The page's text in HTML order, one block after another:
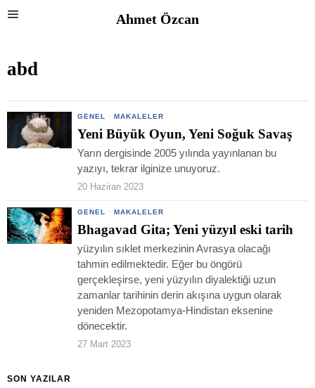
Ahmet Özcan
abd
GENEL · MAKALELER
Yeni Büyük Oyun, Yeni Soğuk Savaş
Yarın dergisinde 2005 yılında yayınlanan bu
yazıyı, tekrar ilginize unuyoruz.
20 Haziran 2023
GENEL · MAKALELER
Bhagavad Gita; Yeni yüzyıl eski tarih
yüzyılın sıklet merkezinin Avrasya olacağı
tahmin edilmektedir. Eğer bu öngörü
gerçekleşirse, yeni yüzyılın diyalektiği uzun
zamanlar tarihinin derin akışına uygun olarak
yeniden Mezopotamya-Hindistan eksenine
dönecektir.
27 Mart 2023
SON YAZILAR